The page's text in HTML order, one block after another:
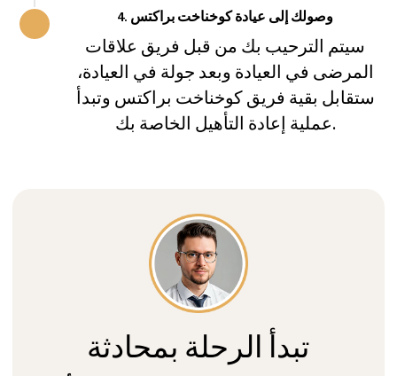
4. وصولك إلى عيادة كوخناخت براكتس
سيتم الترحيب بك من قبل فريق علاقات
المرضى في العيادة وبعد جولة في العيادة،
ستقابل بقية فريق كوخناخت براكتس وتبدأ
عملية إعادة التأهيل الخاصة بك.
Private Villa Bianca
احجز فيلا